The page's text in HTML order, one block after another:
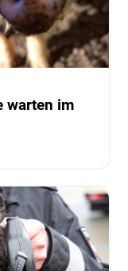
warten im